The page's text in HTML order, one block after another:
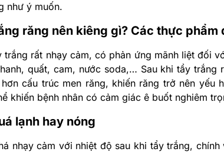
như ý muốn.
răng nên kiêng gì? Các thực
trắng rất nhạy cảm, có phản ứng mãnh liệt đối
quất, cam, nước soda,… Sau khi tẩy trắng
cấu trúc men răng, khiến răng trở nên yếu
khiến bệnh nhân có cảm giác ê buốt nghiêm
lạnh hay nóng
nhạy cảm với nhiệt độ sau khi tẩy trắng,